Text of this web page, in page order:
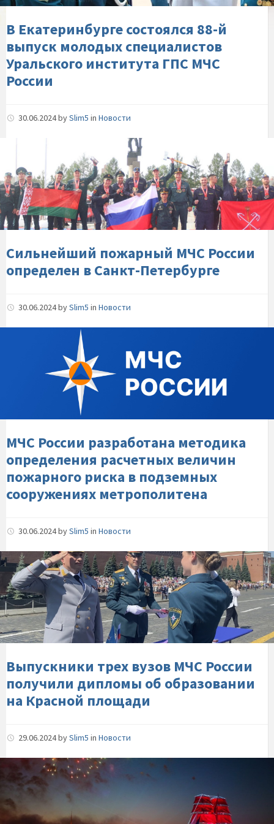
специалистов-
Уральского-
ГПС-
МЧС-
В Екатеринбурге состоялся 88-й
выпуск молодых специалистов
Уральского института ГПС МЧС
России
30.06.2024bySlim5 in Новости
Сильнейший-
пожарный-
МЧС-
России-
определен-
в-
Санкт-
Петербурге
Сильнейший пожарный МЧС России
определен в Санкт-Петербурге
30.06.2024bySlim5 in Новости
России-
разработана-
методика-
определения-
величин-
пожарного-
в-
подземных-
сооружениях-
МЧС России разработана методика
определения расчетных величин
пожарного риска в подземных
сооружениях метрополитена
30.06.2024bySlim5 in Новости
Выпускники-
трех-
вузов-
МЧС-
России-
получили-
дипломы-
об-
образовании-
на-
Красной-
Выпускники трех вузов МЧС России
получили дипломы об образовании
на Красной площади
29.06.2024bySlim5 in Новости
Сотрудники-
МЧС-